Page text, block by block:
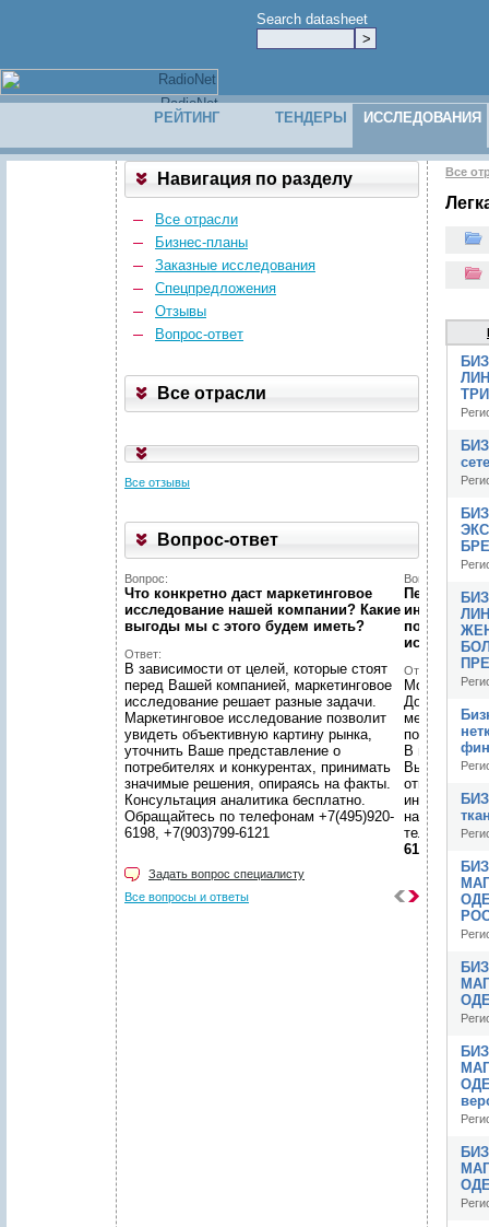
Search datasheet
РЕЙТИНГ ТЕНДЕРЫ ИССЛЕДОВАНИЯ
Навигация по разделу
Все отрасли
Бизнес-планы
Заказные исследования
Спецпредложения
Отзывы
Вопрос-ответ
Все отрасли
Все отзывы
Вопрос-ответ
Вопрос:
Что конкретно даст маркетинговое
исследование нашей компании? Какие
выгоды мы c этого будем иметь?
Ответ:
В зависимости от целей, которые стоят
перед Вашей компанией, маркетинговое
исследование решает разные задачи.
Маркетинговое исследование позволит
увидеть объективную картину рынка,
уточнить Ваше представление о
потребителях и конкурентах, принимать
значимые решения, опираясь на факты.
Консультация аналитика бесплатно.
Обращайтесь по телефонам +7(495)920-
6198, +7(903)799-6121
Вопрос:
Первый раз
интернет...
Ответ:
Можно! Мы
менеджером
подготовят
В нашем
Вы сможете
находится
телефонам
6121
Задать вопрос специалисту
Все вопросы и ответы
Все